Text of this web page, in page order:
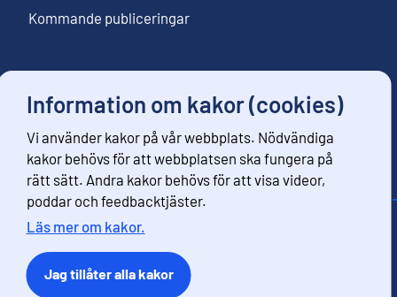
Information om kakor (cookies)
Vi använder kakor på vår webbplats. Nödvändiga
kakor behövs för att webbplatsen ska fungera på
rätt sätt. Andra kakor behövs för att visa videor,
poddar och feedbacktjäster.
Läs mer om kakor.
Jag tillåter alla kakor
Kommande publiceringar
Följ oss
Beställ nyhetsbrev
Kontaktinformation
Respons
Användarvillkor